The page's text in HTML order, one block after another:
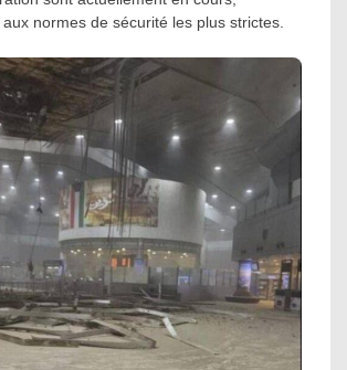
normes de sécurité les plus strictes.